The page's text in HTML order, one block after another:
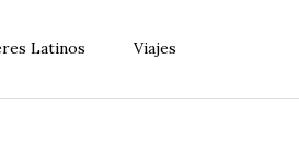
Latinos Viajes